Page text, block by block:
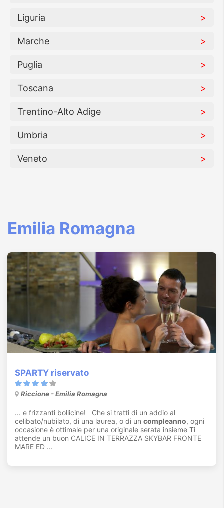
Liguria
Marche
Puglia
Toscana
Trentino-Alto Adige
Umbria
Veneto
Emilia Romagna
SPARTY riservato
Riccione - Emilia Romagna
... e frizzanti bollicine! Che si tratti di un addio al
celibato/nubilato, di una laurea, o di un compleanno, ogni
occasione è ottimale per una originale serata insieme Ti
attende un buon CALICE IN TERRAZZA SKYBAR FRONTE
MARE ED ...